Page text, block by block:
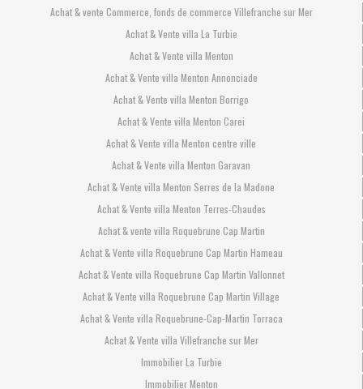
Achat & vente Commerce, fonds de commerce Villefranche sur Mer
Achat & Vente villa La Turbie
Achat & Vente villa Menton
Achat & Vente villa Menton Annonciade
Achat & Vente villa Menton Borrigo
Achat & Vente villa Menton Carei
Achat & Vente villa Menton centre ville
Achat & Vente villa Menton Garavan
Achat & Vente villa Menton Serres de la Madone
Achat & Vente villa Menton Terres-Chaudes
Achat & vente villa Roquebrune Cap Martin
Achat & Vente villa Roquebrune Cap Martin Hameau
Achat & Vente villa Roquebrune Cap Martin Vallonnet
Achat & Vente villa Roquebrune Cap Martin Village
Achat & Vente villa Roquebrune-Cap-Martin Torraca
Achat & Vente villa Villefranche sur Mer
Immobilier La Turbie
Immobilier Menton